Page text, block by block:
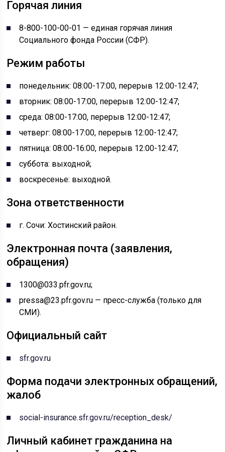
Горячая линия
8-800-100-00-01 — единая горячая линия
Социального фонда России (СФР).
Режим работы
понедельник: 08:00-17:00, перерыв 12:00-12:47;
вторник: 08:00-17:00, перерыв 12:00-12:47;
среда: 08:00-17:00, перерыв 12:00-12:47;
четверг: 08:00-17:00, перерыв 12:00-12:47;
пятница: 08:00-16:00, перерыв 12:00-12:47;
суббота: выходной;
воскресенье: выходной.
Зона ответственности
г. Сочи: Хостинский район.
Электронная почта (заявления,
обращения)
1300@033.pfr.gov.ru;
pressa@23.pfr.gov.ru — пресс-служба (только для
СМИ).
Официальный сайт
sfr.gov.ru
Форма подачи электронных обращений,
жалоб
social-insurance.sfr.gov.ru/reception_desk/
Личный кабинет гражданина на